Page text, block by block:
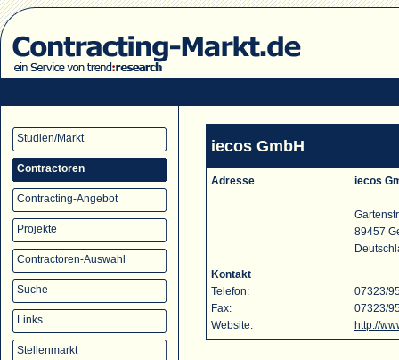
Studien/Markt
Contractoren
Contracting-Angebot
Projekte
Contractoren-Auswahl
Suche
Links
Stellenmarkt
iecos GmbH
Adresse iecos
89457
Kontakt
Telefon:
Fax:
Website:
07323/
07323/
http://